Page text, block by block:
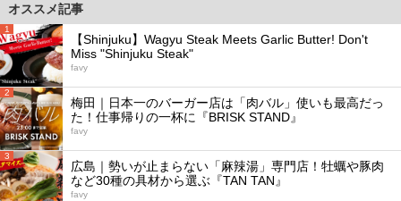
オススメ記事
1
【Shinjuku】Wagyu Steak Meets Garlic Butter! Don't
Miss "Shinjuku Steak"
favy
2
梅田｜日本一のバーガー店は「肉バル」使いも最高だっ
た！仕事帰りの一杯に『BRISK STAND』
favy
3
広島｜勢いが止まらない「麻辣湯」専門店！牡蠣や豚肉
など30種の具材から選ぶ『TAN TAN』
favy